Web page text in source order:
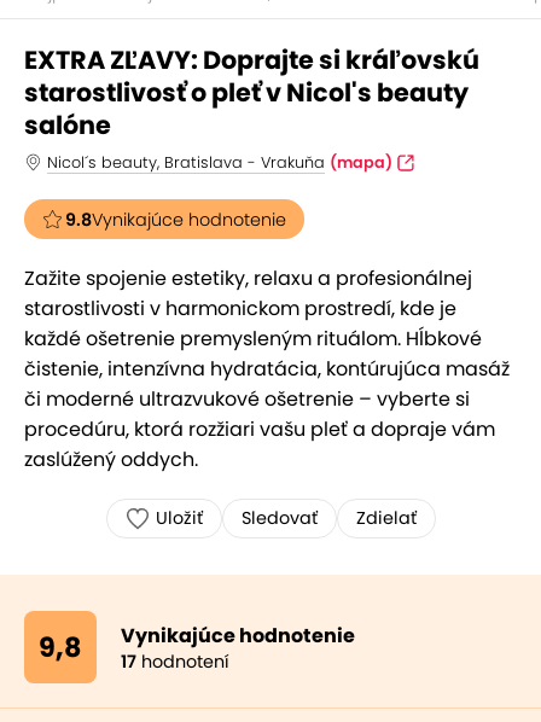
EXTRA ZĽAVY: Doprajte si kráľovskú
starostlivosť o pleť v Nicol's beauty
salóne
Nicol´s beauty, Bratislava - Vrakuňa (mapa)
9.8Vynikajúce hodnotenie
Zažite spojenie estetiky, relaxu a profesionálnej
starostlivosti v harmonickom prostredí, kde je
každé ošetrenie premysleným rituálom. Hĺbkové
čistenie, intenzívna hydratácia, kontúrujúca masáž
či moderné ultrazvukové ošetrenie – vyberte si
procedúru, ktorá rozžiari vašu pleť a dopraje vám
zaslúžený oddych.
Uložiť Sledovať Zdielať
9,8 Vynikajúce hodnotenie
17 hodnotení